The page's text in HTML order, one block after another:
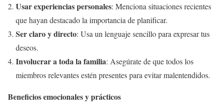
Usar experiencias personales: Menciona situaciones recientes
que hayan destacado la importancia de planificar.
Ser claro y directo: Usa un lenguaje sencillo para expresar tus
deseos.
Involucrar a toda la familia: Asegúrate de que todos los
miembros relevantes estén presentes para evitar malentendidos.
Beneficios emocionales y prácticos